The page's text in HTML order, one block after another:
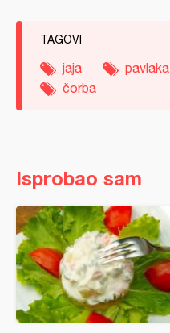
TAGOVI
jaja pavlaka
čorba
Isprobao sam